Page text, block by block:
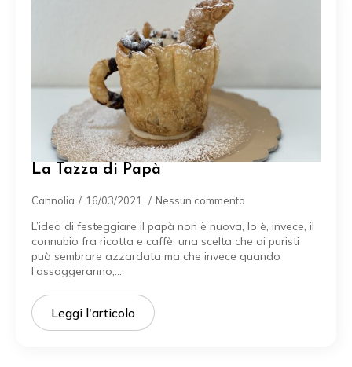
La Tazza di Papà
Cannolia 16/03/2021 Nessun commento
L’idea di festeggiare il papà non è nuova, lo è, invece, il
connubio fra ricotta e caffè, una scelta che ai puristi
può sembrare azzardata ma che invece quando
l’assaggeranno,…
Leggi l'articolo